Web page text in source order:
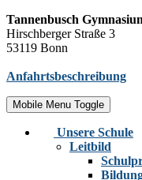
Tannenbusch
Hirschberger Straße 3
53119 Bonn
Anfahrtsbeschreibung
Mobile Menu Toggle
Unsere Schule
Leitbild